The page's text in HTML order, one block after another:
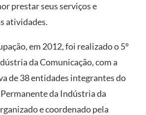
prestar seus serviços e
atividades.
em 2012, foi realizado o 5º
da Comunicação, com a
de 38 entidades integrantes do
da Indústria da
e coordenado pela